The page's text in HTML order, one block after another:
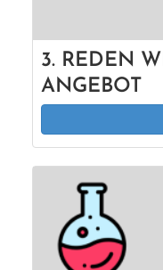
3. REDEN
ANGEBOT